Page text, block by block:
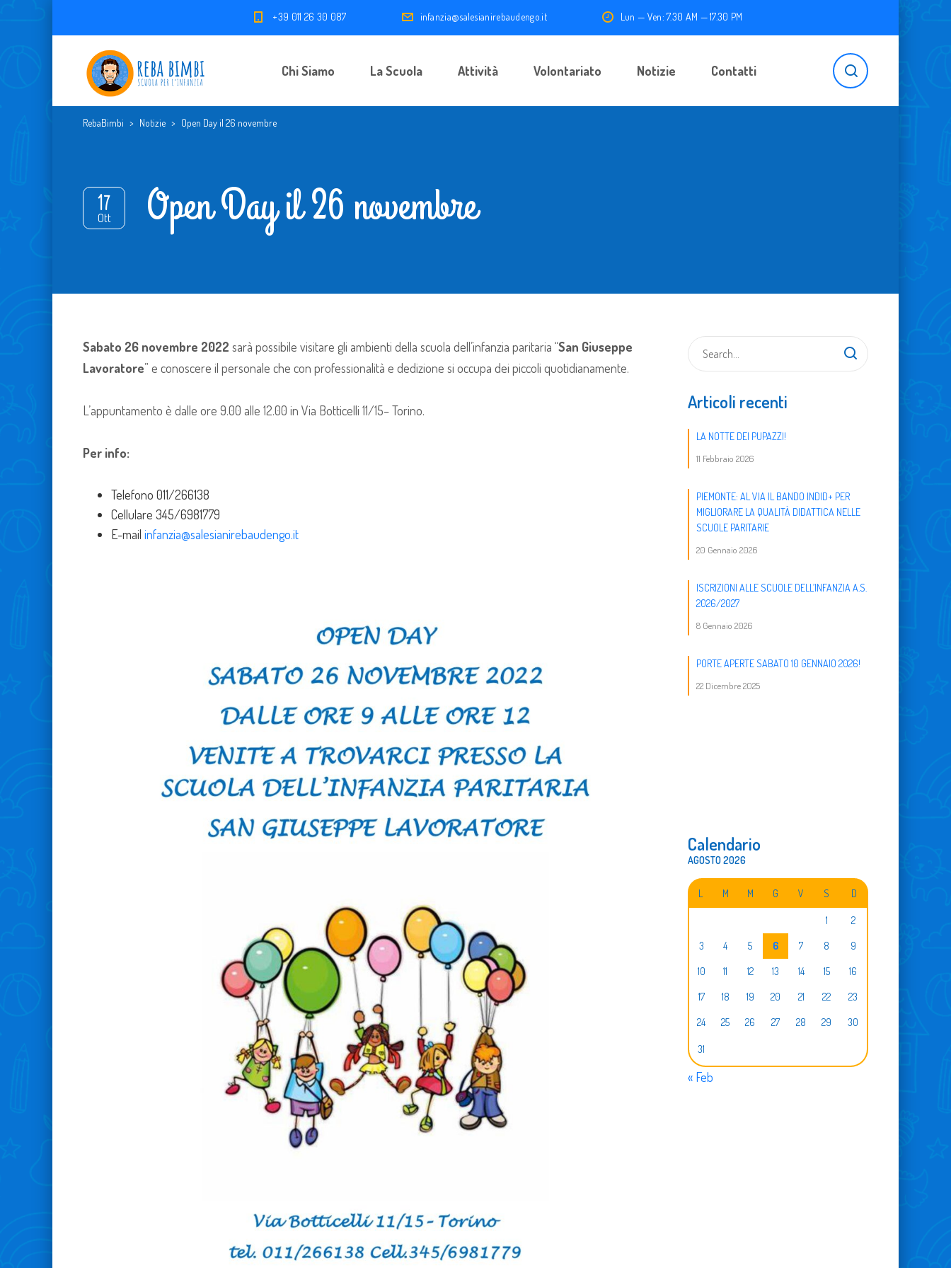
+39 011 26 30 087 infanzia@salesianirebaudengo.it Lun — Ven: 7.30 AM — 17.30 PM
Chi Siamo La Scuola Attività Volontariato Notizie Contatti
RebaBimbi > Notizie > Open Day il 26 novembre
17
Ott Open Day il 26 novembre
Sabato 26 novembre 2022 sarà possibile visitare gli ambienti della scuola dell’infanzia paritaria “San Giuseppe
Lavoratore” e conoscere il personale che con professionalità e dedizione si occupa dei piccoli quotidianamente.
L’appuntamento è dalle ore 9.00 alle 12.00 in Via Botticelli 11/15– Torino.
Per info:
Telefono 011/266138
Cellulare 345/6981779
E-mail infanzia@salesianirebaudengo.it
Articoli recenti
LA NOTTE DEI PUPAZZI!
11 Febbraio 2026
PIEMONTE: AL VIA IL BANDO INDID+ PER
MIGLIORARE LA QUALITÀ DIDATTICA NELLE
SCUOLE PARITARIE
20 Gennaio 2026
ISCRIZIONI ALLE SCUOLE DELL’INFANZIA A.S.
2026/2027
8 Gennaio 2026
PORTE APERTE SABATO 10 GENNAIO 2026!
22 Dicembre 2025
Calendario
AGOSTO 2026
L M M G V S D
1 2
3 4 5 6 7 8 9
10 11 12 13 14 15 16
17 18 19 20 21 22 23
24 25 26 27 28 29 30
31
« Feb